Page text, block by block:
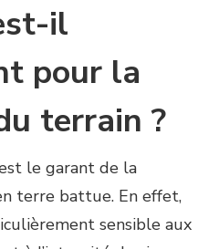
il
pour la
terrain ?
le garant de la
terre battue. En effet,
sensible aux